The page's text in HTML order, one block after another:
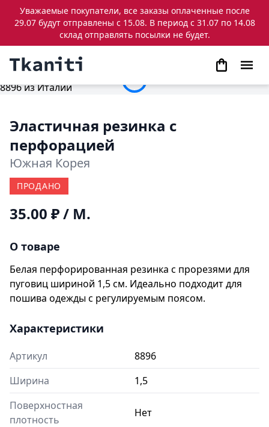
Уважаемые покупатели, все заказы оплаченные после
29.07 будут отправлены с 15.08. В период с 31.07 по 14.08
склад отправлять посылки не будет.
Эластичная резинка с
перфорацией
Южная Корея
ПРОДАНО
35.00 ₽/ М.
О товаре
Белая перфорированная резинка с прорезями для
пуговиц шириной 1,5 см. Идеально подходит для
пошива одежды с регулируемым поясом.
Характеристики
Артикул
8896
Ширина
1,5
Поверхностная
плотность
Нет